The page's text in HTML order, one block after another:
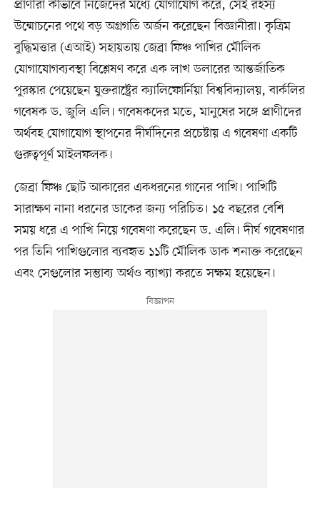
প্রাণীরা কীভাবে নিজেদের মধ্যে যোগাযোগ করে, সেই রহস্য
উন্মোচনের পথে বড় অগ্রগতি অর্জন করেছেন বিজ্ঞানীরা। কৃত্রিম
বুদ্ধিমত্তার (এআই) সহায়তায় জেব্রা ফিঞ্চ পাখির মৌলিক
যোগাযোগব্যবস্থা বিশ্লেষণ করে এক লাখ ডলারের আন্তর্জাতিক
পুরস্কার পেয়েছেন যুক্তরাষ্ট্রের ক্যালিফোর্নিয়া বিশ্ববিদ্যালয়, বার্কলির
গবেষক ড. জুলি এলি। গবেষকদের মতে, মানুষের সঙ্গে প্রাণীদের
অর্থবহ যোগাযোগ স্থাপনের দীর্ঘদিনের প্রচেষ্টায় এ গবেষণা একটি
গুরুত্বপূর্ণ মাইলফলক।
জেব্রা ফিঞ্চ ছোট আকারের একধরনের গানের পাখি। পাখিটি
সারাক্ষণ নানা ধরনের ডাকের জন্য পরিচিত। ১৫ বছরের বেশি
সময় ধরে এ পাখি নিয়ে গবেষণা করেছেন ড. এলি। দীর্ঘ গবেষণার
পর তিনি পাখিগুলোর ব্যবহৃত ১১টি মৌলিক ডাক শনাক্ত করেছেন
এবং সেগুলোর সম্ভাব্য অর্থও ব্যাখ্যা করতে সক্ষম হয়েছেন।